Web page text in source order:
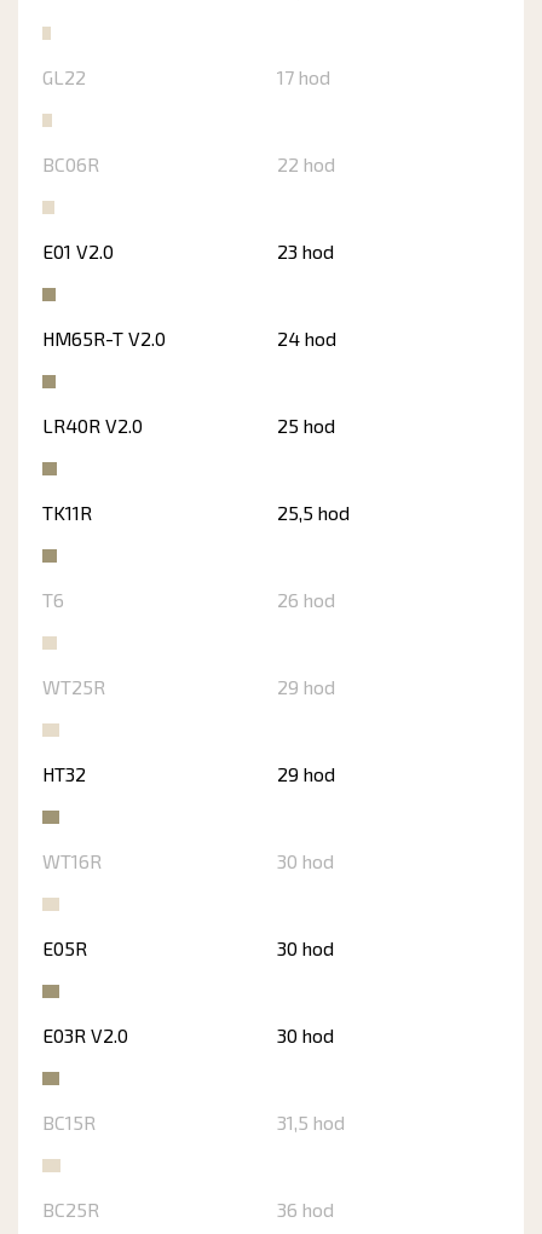
GL22 17 hod
BC06R 22 hod
E01 V2.0 23 hod
HM65R-T V2.0 24 hod
LR40R V2.0 25 hod
TK11R 25,5 hod
T6 26 hod
WT25R 29 hod
HT32 29 hod
WT16R 30 hod
E05R 30 hod
E03R V2.0 30 hod
BC15R 31,5 hod
BC25R 36 hod